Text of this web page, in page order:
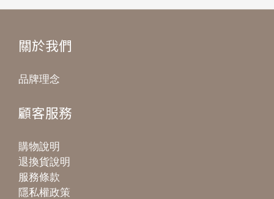
關於我們
品牌理念
顧客服務
購物說明
退換貨說明
服務條款
隱私權政策